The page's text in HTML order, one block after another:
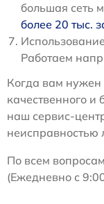
большая сеть
более 20 тыс.
Использование
Работаем
Когда вам
качественного и
наш сервис-
неисправностью
По всем
(Ежедневно с